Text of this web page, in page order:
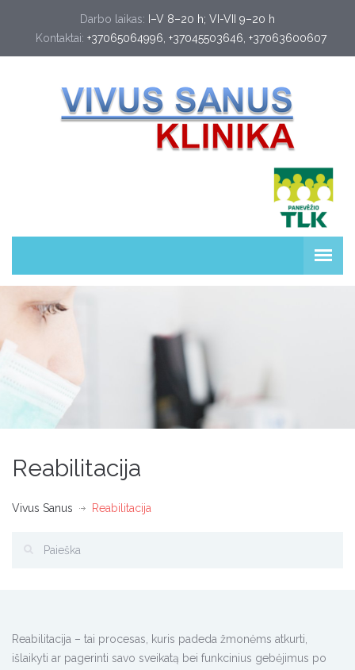
Darbo laikas: I–V 8–20 h; VI-VII 9–20 h
Kontaktai: +37065064996 +37045503646 +37063600607
Reabilitacija
Vivus Sanus Reabilitacija
Reabilitacija – tai procesas, kuris padeda žmonėms atkurti,
išlaikyti ar pagerinti savo sveikatą bei funkcinius gebėjimus po